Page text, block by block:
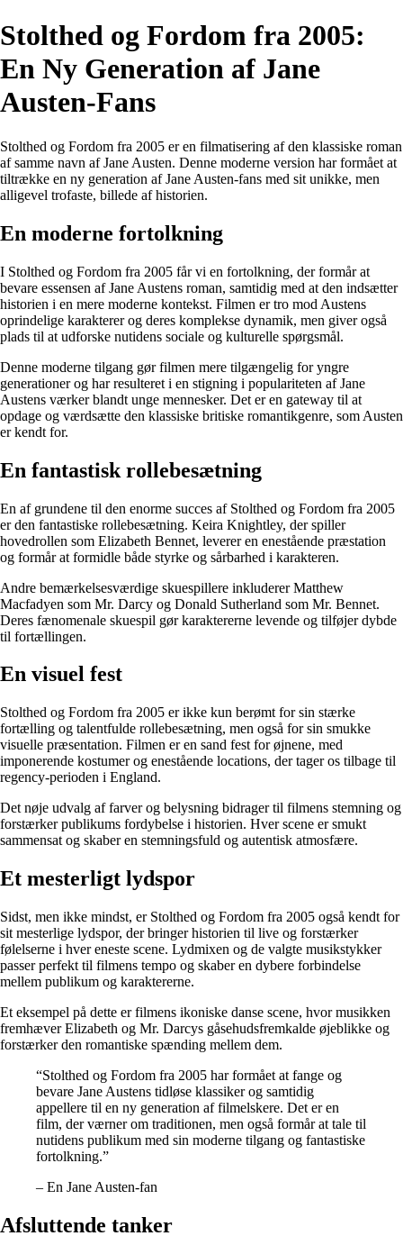
Stolthed og Fordom fra 2005:
En Ny Generation af Jane
Austen-Fans
Stolthed og Fordom fra 2005 er en filmatisering af den klassiske roman
af samme navn af Jane Austen. Denne moderne version har formået at
tiltrække en ny generation af Jane Austen-fans med sit unikke, men
alligevel trofaste, billede af historien.
En moderne fortolkning
I Stolthed og Fordom fra 2005 får vi en fortolkning, der formår at
bevare essensen af Jane Austens roman, samtidig med at den indsætter
historien i en mere moderne kontekst. Filmen er tro mod Austens
oprindelige karakterer og deres komplekse dynamik, men giver også
plads til at udforske nutidens sociale og kulturelle spørgsmål.
Denne moderne tilgang gør filmen mere tilgængelig for yngre
generationer og har resulteret i en stigning i populariteten af Jane
Austens værker blandt unge mennesker. Det er en gateway til at
opdage og værdsætte den klassiske britiske romantikgenre, som Austen
er kendt for.
En fantastisk rollebesætning
En af grundene til den enorme succes af Stolthed og Fordom fra 2005
er den fantastiske rollebesætning. Keira Knightley, der spiller
hovedrollen som Elizabeth Bennet, leverer en enestående præstation
og formår at formidle både styrke og sårbarhed i karakteren.
Andre bemærkelsesværdige skuespillere inkluderer Matthew
Macfadyen som Mr. Darcy og Donald Sutherland som Mr. Bennet.
Deres fænomenale skuespil gør karaktererne levende og tilføjer dybde
til fortællingen.
En visuel fest
Stolthed og Fordom fra 2005 er ikke kun berømt for sin stærke
fortælling og talentfulde rollebesætning, men også for sin smukke
visuelle præsentation. Filmen er en sand fest for øjnene, med
imponerende kostumer og enestående locations, der tager os tilbage til
regency-perioden i England.
Det nøje udvalg af farver og belysning bidrager til filmens stemning og
forstærker publikums fordybelse i historien. Hver scene er smukt
sammensat og skaber en stemningsfuld og autentisk atmosfære.
Et mesterligt lydspor
Sidst, men ikke mindst, er Stolthed og Fordom fra 2005 også kendt for
sit mesterlige lydspor, der bringer historien til live og forstærker
følelserne i hver eneste scene. Lydmixen og de valgte musikstykker
passer perfekt til filmens tempo og skaber en dybere forbindelse
mellem publikum og karaktererne.
Et eksempel på dette er filmens ikoniske danse scene, hvor musikken
fremhæver Elizabeth og Mr. Darcys gåsehudsfremkalde øjeblikke og
forstærker den romantiske spænding mellem dem.
“Stolthed og Fordom fra 2005 har formået at fange og
bevare Jane Austens tidløse klassiker og samtidig
appellere til en ny generation af filmelskere. Det er en
film, der værner om traditionen, men også formår at tale til
nutidens publikum med sin moderne tilgang og fantastiske
fortolkning.”
– En Jane Austen-fan
Afsluttende tanker